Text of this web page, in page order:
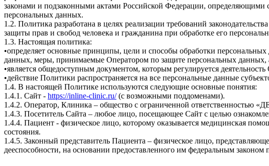
законами и подзаконными актами Российской Федерации, определяющими
персональных данных.
1.2. Политика разработана в целях реализации требований
защиты прав и свобод человека и гражданина при обработке его
1.3. Настоящая политика:
•определяет основные принципы, цели и способы обработки
данных, меры, принимаемые Оператором по защите персональных данных,
•является общедоступным документом, которым регулируется
•действие Политики распространяется на все персональные данные
1.4. В настоящей Политике используются следующие основные понятия:
1.4.1. Сайт - https://inline-clinic.ru/(с возможными поддоменами).
1.4.2. Оператор, Клиника – общество с ограниченной
1.4.3. Посетитель Сайта – любое лицо, посещающее Сайт с целью
1.4.4. Пациент - физическое лицо, которому оказывается медицинская
состояния.
1.4.5. Законный представитель Пациента – физическое лицо,
дееспособности, на основании предоставленного им федеральным законом